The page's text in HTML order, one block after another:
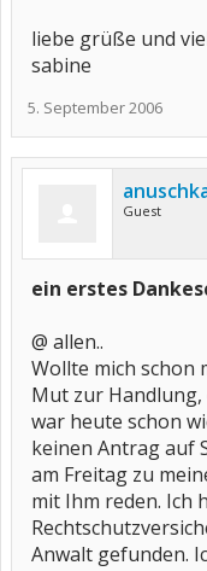
liebe grüße und
sabine
5. September 2006
Guest
ein erstes
@ allen..
Wollte mich schon
Mut zur
war heute schon
keinen Antrag auf
am Freitag zu
mit Ihm reden. Ich
Anwalt gefunden.